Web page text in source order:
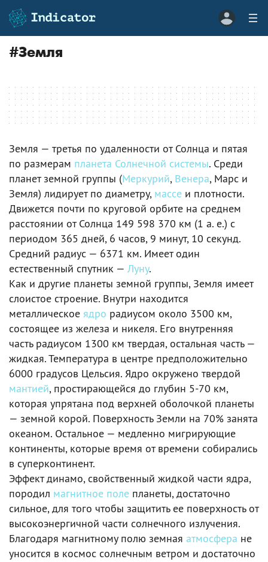
#Земля
Земля — третья по удаленности от Солнца и пятая
по размерам планета Солнечной системы. Среди
планет земной группы (Меркурий, Венера, Марс и
Земля) лидирует по диаметру, массе и плотности.
Движется почти по круговой орбите на среднем
расстоянии от Солнца 149 598 370 км (1 а. е.) с
периодом 365 дней, 6 часов, 9 минут, 10 секунд.
Средний радиус — 6371 км. Имеет один
естественный спутник — Луну.
Как и другие планеты земной группы, Земля имеет
слоистое строение. Внутри находится
металлическое ядро радиусом около 3500 км,
состоящее из железа и никеля. Его внутренняя
часть радиусом 1300 км твердая, остальная часть —
жидкая. Температура в центре предположительно
6000 градусов Цельсия. Ядро окружено твердой
мантией, простирающейся до глубин 5-70 км,
которая упрятана под верхней оболочкой планеты
— земной корой. Поверхность Земли на 70% занята
океаном. Остальное — медленно мигрирующие
континенты, которые время от времени собирались
в суперконтинент.
Эффект динамо, свойственный жидкой части ядра,
породил магнитное поле планеты, достаточно
сильное, для того чтобы защитить ее поверхность от
высокоэнергичной части солнечного излучения.
Благодаря магнитному полю земная атмосфера не
уносится в космос солнечным ветром и достаточно